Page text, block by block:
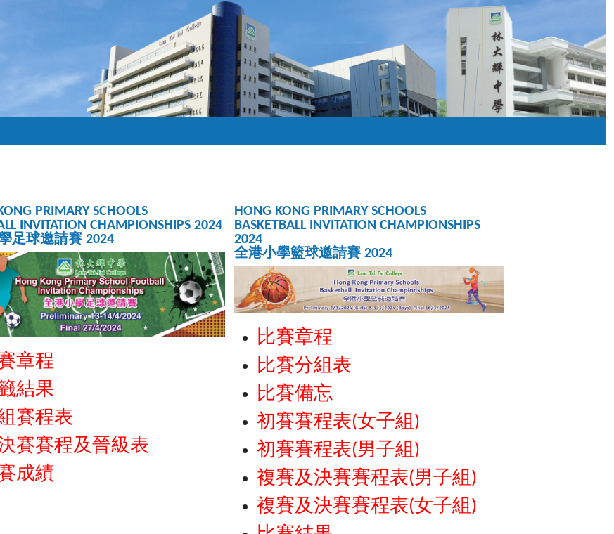
PRIMARY SCHOOLS
INVITATION CHAMPIONSHIPS 2024
足球邀請賽 2024
章程
結果
賽程表
賽賽程及晉級表
成績
HONG KONG PRIMARY SCHOOLS
BASKETBALL INVITATION CHAMPIONSHIPS
2024
全港小學籃球邀請賽 2024
比賽章程
比賽分組表
比賽備忘
初賽賽程表(女子組)
初賽賽程表(男子組)
複賽及決賽賽程表(男子組)
複賽及決賽賽程表(女子組)